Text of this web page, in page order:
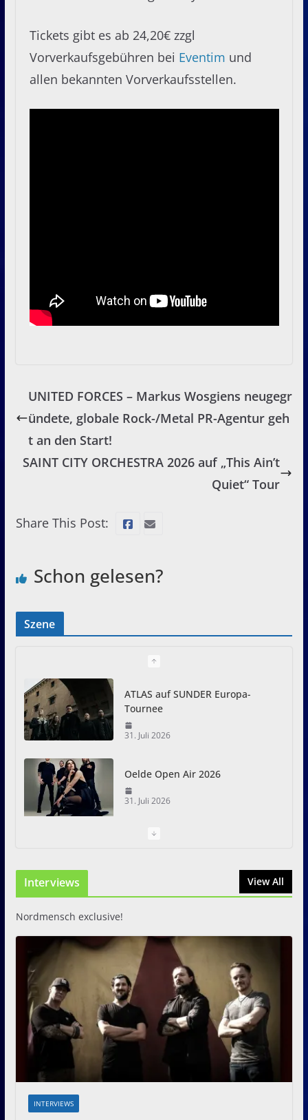
Tickets gibt es ab 24,20€ zzgl
Vorverkaufsgebühren bei Eventim und
allen bekannten Vorverkaufsstellen.
UNITED FORCES – Markus Wosgiens neugegr
ündete, globale Rock-/Metal PR-Agentur geh
t an den Start!
SAINT CITY ORCHESTRA 2026 auf „This Ain’t
Quiet“ Tour
Share This Post:
Schon gelesen?
Szene
ATLAS auf SUNDER Europa-
Tournee
31. Juli 2026
Oelde Open Air 2026
31. Juli 2026
I Prevail – Violent Nature
Interviews View All
Nordmensch exclusive!
INTERVIEWS